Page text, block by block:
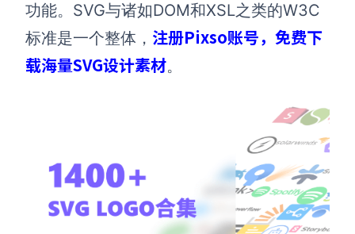
功能。SVG与诸如DOM和XSL之类的W3C
标准是一个整体， 注册Pixso账号，免费下
载海量SVG设计素材。